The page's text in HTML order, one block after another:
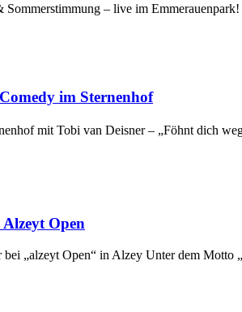
Sommerstimmung – live im
im Sternenhof
mit Tobi van Deisner – „Föhnt dich
Open
bei „alzeyt Open“ in Alzey Unter dem